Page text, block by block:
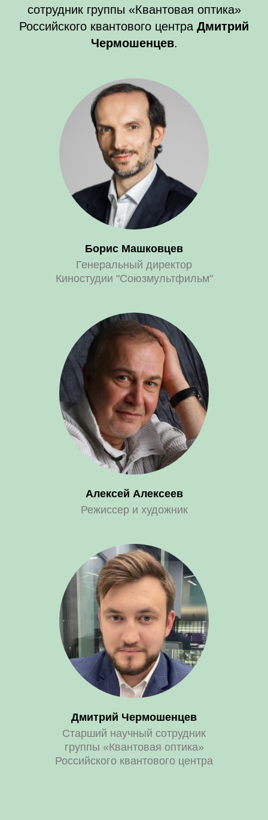
сотрудник группы «Квантовая оптика»
Российского квантового центра Дмитрий
Чермошенцев.
Борис Машковцев
Генеральный директор
Киностудии "Союзмультфильм"
Алексей Алексеев
Режиссер и художник
Дмитрий Чермошенцев
Старший научный сотрудник
группы «Квантовая оптика»
Российского квантового центра